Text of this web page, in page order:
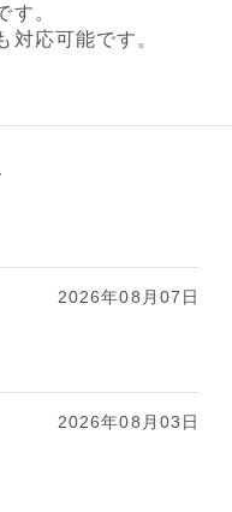
す。
応可能です。
2026年08月07日
2026年08月03日